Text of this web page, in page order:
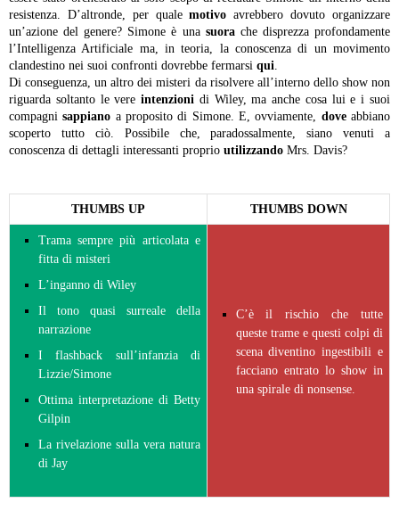
resistenza. D’altronde, per qualemotivo avrebbero dovuto organizzare
un’azione del genere? Simone è una suorache disprezza profondamente
l’Intelligenza Artificiale ma, in teoria, la conoscenza di un movimento
clandestino nei suoi confronti dovrebbe fermarsi qui.
Di conseguenza, un altro dei misteri da risolvere all’interno dello show non
riguarda soltanto le vereintenzioni di Wiley, ma anche cosa lui e i suoi
compagnisappiano a proposito di Simone. E, ovviamente, doveabbiano
scoperto tutto ciò. Possibile che, paradossalmente, siano venuti a
conoscenza di dettagli interessanti proprio utilizzando Mrs. Davis?
THUMBS UP THUMBS DOWN
Trama sempre più articolata e
fitta di misteri
L’inganno di Wiley
Il tono quasi surreale della
narrazione
I flashback sull’infanzia di
Lizzie/Simone
Ottima interpretazione di Betty
Gilpin
La rivelazione sulla vera natura
di Jay
C’è il rischio che tutte
queste trame e questi colpi di
scena diventino ingestibili e
facciano entrato lo show in
una spirale di nonsense.